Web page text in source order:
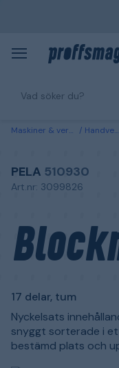
Maskiner & verktyg Handverktyg
PELA 510930
Art.nr: 3099826
17 delar, tum
Nyckelsats
snyggt sorterade i
bestämd plats och